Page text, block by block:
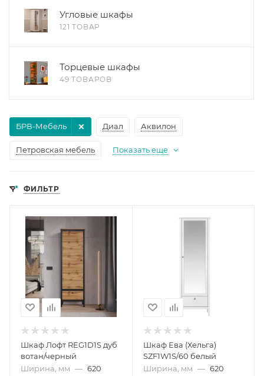
Угловые шкафы
121 ТОВАР
Торцевые шкафы
49 ТОВАРОВ
Диал Аквилон
Петровская мебель
БРВ-Мебель
Показать еще
ФИЛЬТР
Шкаф Лофт REG1D1S дуб
вотан/черный
Ширина, мм — 620
Шкаф Ева (Хельга)
SZF1W1S/60 белый
Ширина, мм — 620